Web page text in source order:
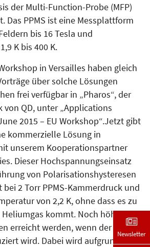
der Multi-Function-Probe (MFP)
Das PPMS ist eine Messplattform
bis 16 Tesla und
K bis 400 K.
in Ver­sailles haben gleich
über solche Lösungen
frei verfügbar in „Pharos“, der
QD, unter „Applications
2015 – EU Workshop“.Jetzt gibt
kommerzielle Lösung in
unserem Kooperationspartner
Dieser Hoch­spannungs­einsatz
von Polarisations­hysteresen
bei 2 Torr PPMS-Kammerdruck und
von 2,2 K, ohne dass es zu
kommt. Noch höhere
erreicht werden, wenn der
wird. Dabei wird aufgrund
Newsletter